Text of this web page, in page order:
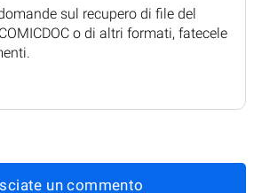
sul recupero di file del
o di altri formati, fatecele
un commento